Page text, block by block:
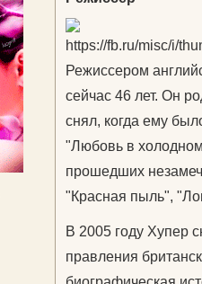
Режиссером
сейчас 46 лет. Он
снял, когда ему
"Любовь в
прошедших
"Красная пыль",
В 2005 году Хупер
правления